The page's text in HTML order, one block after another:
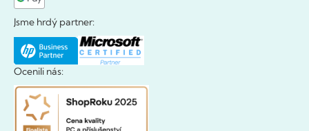
Jsme hrdý partner:
Ocenili nás: